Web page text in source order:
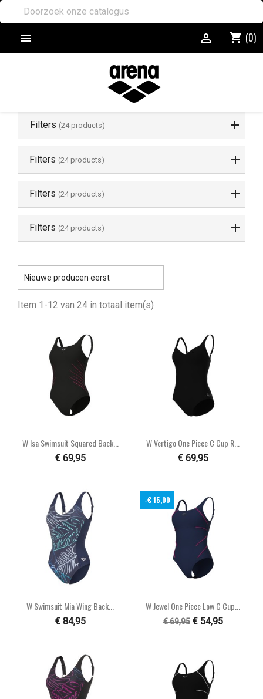
 shopping_cart (0)

Filters (24 products)
Filters (24 products)
Filters (24 products)
Filters (24 products)
Nieuwe producen eerst
Item 1-12 van 24 in totaal item(s)
W Isa Swimsuit Squared Back...
€ 69,95
W Vertigo One Piece C Cup R...
€ 69,95
W Swimsuit Mia Wing Back...
€ 84,95
W Jewel One Piece Low C Cup...
€ 69,95 € 54,95
-€ 15,00